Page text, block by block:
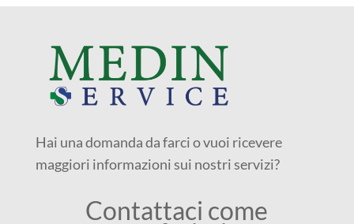
Hai una domanda da farci o vuoi ricevere
maggiori informazioni sui nostri servizi?
Contattaci come